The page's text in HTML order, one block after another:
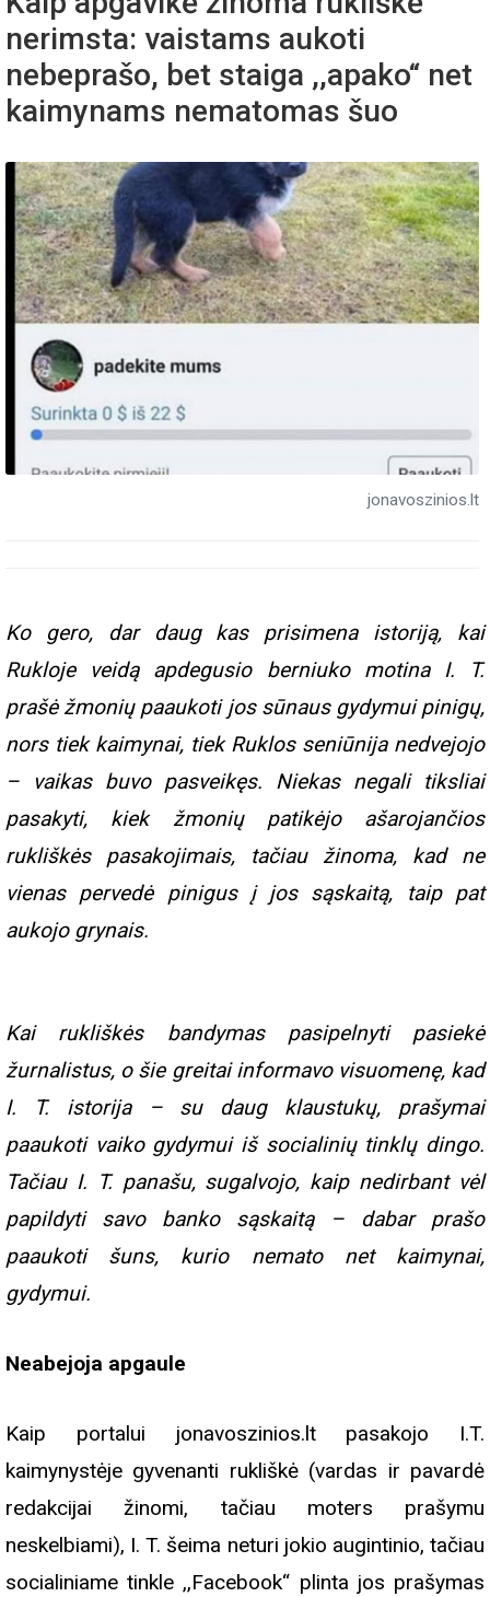
nerimsta: vaistams aukoti
nebeprašo, bet staiga ,,apako“ net
kaimynams nematomas šuo
jonavoszinios.lt
Ko gero, dar daug kas prisimena istoriją, kai
Rukloje veidą apdegusio berniuko motina I. T.
prašė žmonių paaukoti jos sūnaus gydymui pinigų,
nors tiek kaimynai, tiek Ruklos seniūnija nedvejojo
– vaikas buvo pasveikęs. Niekas negali tiksliai
pasakyti, kiek žmonių patikėjo ašarojančios
rukliškės pasakojimais, tačiau žinoma, kad ne
vienas pervedė pinigus į jos sąskaitą, taip pat
aukojo grynais.
Kai rukliškės bandymas pasipelnyti pasiekė
žurnalistus, o šie greitai informavo visuomenę, kad
I. T. istorija – su daug klaustukų, prašymai
paaukoti vaiko gydymui iš socialinių tinklų dingo.
Tačiau I. T. panašu, sugalvojo, kaip nedirbant vėl
papildyti savo banko sąskaitą – dabar prašo
paaukoti šuns, kurio nemato net kaimynai,
gydymui.
Neabejoja apgaule
Kaip portalui jonavoszinios.lt pasakojo I.T.
kaimynystėje gyvenanti rukliškė (vardas ir pavardė
redakcijai žinomi, tačiau moters prašymu
neskelbiami), I. T. šeima neturi jokio augintinio, tačiau
socialiniame tinkle ,,Facebook“ plinta jos prašymas